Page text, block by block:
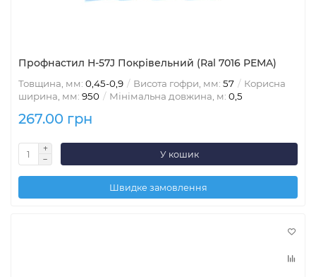
Профнастил Н-57J Покрівельний (Ral 7016 PEMA)
Товщина, мм: 0,45-0,9 Висота гофри, мм: 57
Корисна
ширина, мм: 950 Мінімальна довжина, м: 0,5
267.00 грн
У кошик
Швидке замовлення